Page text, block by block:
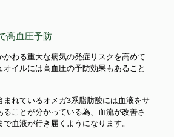
高血圧予防
わる重大な病気の発症リスクを高めて
イルには高血圧の予防効果もあること
まれているオメガ3系脂肪酸には血液をサ
ることが分かっている為、血流が改善さ
血液が行き届くようになります。